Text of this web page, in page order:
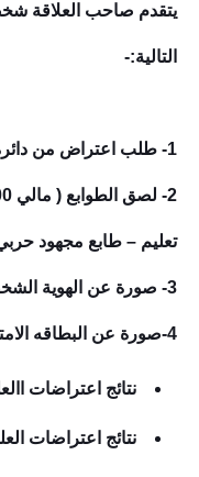
يتقدم صاحب العلاقة
التالية:-
1- طلب اعتراض من دائرة الامتحانات.
تعليم – طابع مجهود
3- صورة عن الهوية الشخصية.
4-صورة عن البطاقه الامتحانية.
نتائج اعتراضات
نتائج اعتراضات